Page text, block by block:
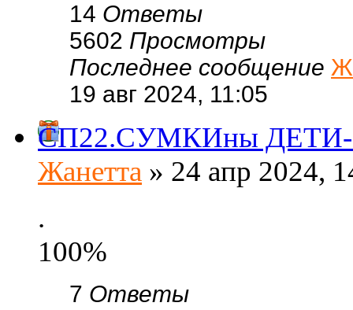
14 Ответы
5602 Просмотры
Последнее сообщение
19 авг 2024, 11:05
СП22.СУМКИны ДЕТИ-
Жанетта » 24 апр 2024,
.
100%
7 Ответы